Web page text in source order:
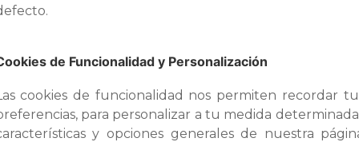
de Funcionalidad y Personalización
cookies de funcionalidad nos permiten recordar
para personalizar a tu medida
y opciones generales de nuestra